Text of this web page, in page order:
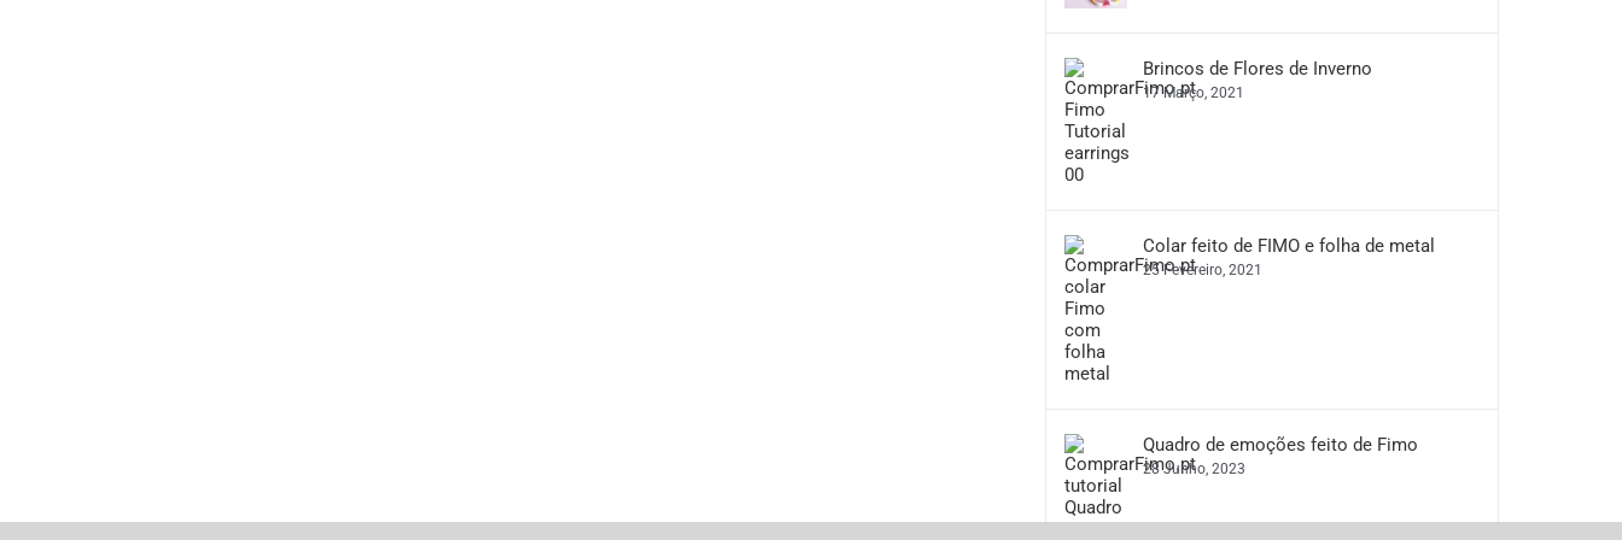
Brincos de Flores de Inverno
17 Março, 2021
Colar feito de FIMO e folha de metal
25 Fevereiro, 2021
Quadro de emoções feito de Fimo
28 Junho, 2023